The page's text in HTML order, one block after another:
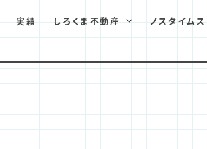
実績 しろくま不動産 ノスタイムス